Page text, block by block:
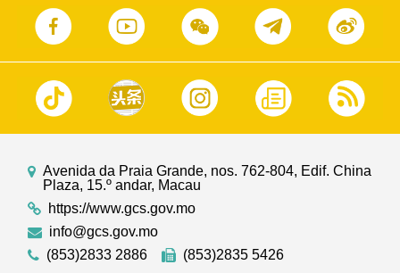
Avenida da Praia Grande, nos. 762-804, Edif. China
Plaza, 15.º andar, Macau
https://www.gcs.gov.mo
info@gcs.gov.mo
(853)2833 2886
(853)2835 5426